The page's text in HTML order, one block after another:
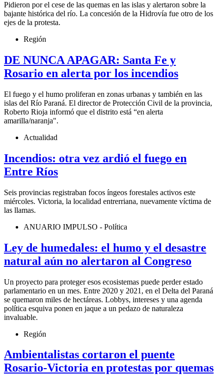
Pidieron por el cese de las quemas en las islas y alertaron sobre la
bajante histórica del río. La concesión de la Hidrovía fue otro de los
ejes de la protesta.
Región
DE NUNCA APAGAR: Santa Fe y
Rosario en alerta por los incendios
El fuego y el humo proliferan en zonas urbanas y también en las
islas del Río Paraná. El director de Protección Civil de la provincia,
Roberto Rioja informó que el distrito está “en alerta
amarilla/naranja".
Actualidad
Incendios: otra vez ardió el fuego en
Entre Ríos
Seis provincias registraban focos íngeos forestales activos este
miércoles. Victoria, la localidad entrerriana, nuevamente víctima de
las llamas.
ANUARIO IMPULSO - Política
Ley de humedales: el humo y el desastre
natural aún no alertaron al Congreso
Un proyecto para proteger esos ecosistemas puede perder estado
parlamentario en un mes. Entre 2020 y 2021, en el Delta del Paraná
se quemaron miles de hectáreas. Lobbys, intereses y una agenda
política esquiva ponen en jaque a un pedazo de naturaleza
invaluable.
Región
Ambientalistas cortaron el puente
Rosario-Victoria en protestas por quemas